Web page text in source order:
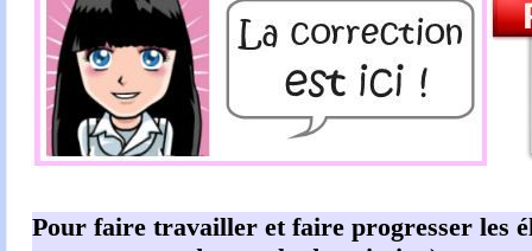
Pour faire travailler et faire progresser les